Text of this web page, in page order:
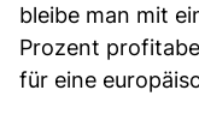
bleibe man mit
Prozent
für eine